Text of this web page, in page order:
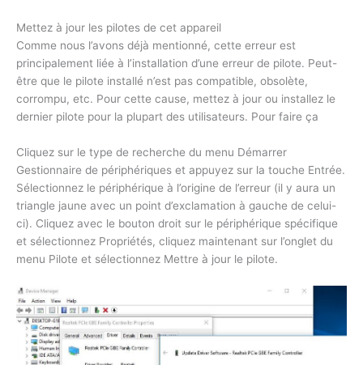
Mettez à jour les pilotes de cet appareil
Comme nous l’avons déjà mentionné, cette erreur est
principalement liée à l’installation d’une erreur de pilote. Peut-
être que le pilote installé n’est pas compatible, obsolète,
corrompu, etc. Pour cette cause, mettez à jour ou installez le
dernier pilote pour la plupart des utilisateurs. Pour faire ça
Cliquez sur le type de recherche du menu Démarrer
Gestionnaire de périphériques et appuyez sur la touche Entrée.
Sélectionnez le périphérique à l’origine de l’erreur (il y aura un
triangle jaune avec un point d’exclamation à gauche de celui-
ci). Cliquez avec le bouton droit sur le périphérique spécifique
et sélectionnez Propriétés, cliquez maintenant sur l’onglet du
menu Pilote et sélectionnez Mettre à jour le pilote.